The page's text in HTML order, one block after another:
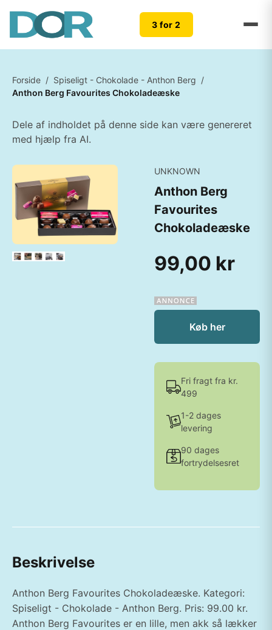
3 for 2
Forside / Spiseligt - Chokolade - Anthon Berg /
Anthon Berg Favourites Chokoladeæske
Dele af indholdet på denne side kan være genereret
med hjælp fra AI.
UNKNOWN
Anthon Berg
Favourites
Chokoladeæske
99,00 kr
Køb her
Fri fragt fra kr.
499
1-2 dages
levering
90 dages
fortrydelsesret
Beskrivelse
Anthon Berg Favourites Chokoladeæske. Kategori:
Spiseligt - Chokolade - Anthon Berg. Pris: 99.00 kr.
Anthon Berg Favourites er en lille, men akk så lækker